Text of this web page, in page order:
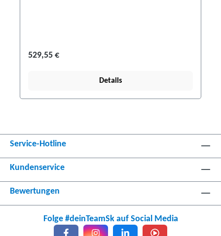
529,55 €
Details
Service-Hotline
Kundenservice
Bewertungen
Folge #deinTeamSk auf Social Media